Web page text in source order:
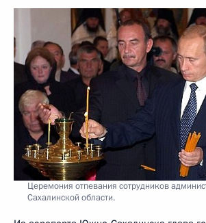
Церемония отпевания сотрудников
Сахалинской области.